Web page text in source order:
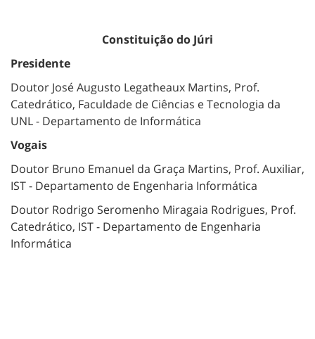
Constituição do Júri
Presidente
Doutor José Augusto Legatheaux Martins, Prof.
Catedrático, Faculdade de Ciências e Tecnologia da
UNL - Departamento de Informática
Vogais
Doutor Bruno Emanuel da Graça Martins, Prof. Auxiliar,
IST - Departamento de Engenharia Informática
Doutor Rodrigo Seromenho Miragaia Rodrigues, Prof.
Catedrático, IST - Departamento de Engenharia
Informática